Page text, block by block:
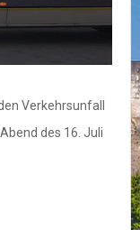
Verkehrsunfall
des 16. Juli